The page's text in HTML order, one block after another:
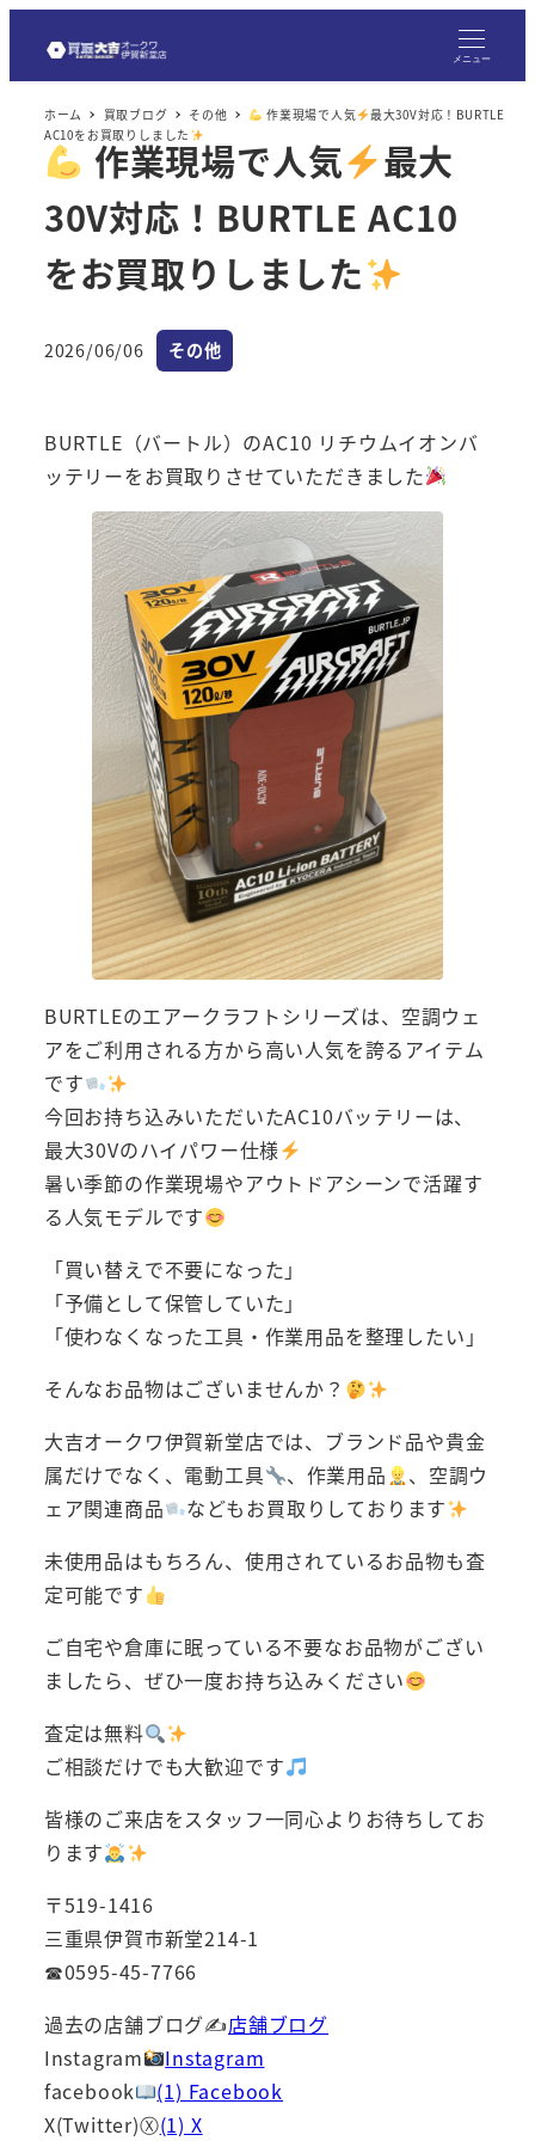
メニュー
ホーム 買取ブログ その他 作業現場で人気
最大30V対応！BURTLE
AC10をお買取りしました
作業現場で人気
最大
30V対応！BURTLE AC10
をお買取りしました
投稿日
2026/06/06 カテゴリー
その他
BURTLE（バートル）のAC10 リチウムイオンバ
ッテリーをお買取りさせていただきました
BURTLEのエアークラフトシリーズは、空調ウェ
アをご利用される方から高い人気を誇るアイテム
です
今回お持ち込みいただいたAC10バッテリーは、
最大30Vのハイパワー仕様
暑い季節の作業現場やアウトドアシーンで活躍す
る人気モデルです
「買い替えで不要になった」
「予備として保管していた」
「使わなくなった工具・作業用品を整理したい」
そんなお品物はございませんか？
大吉オークワ伊賀新堂店では、ブランド品や貴金
属だけでなく、電動工具
、作業用品
、空調ウ
ェア関連商品
などもお買取りしております
未使用品はもちろん、使用されているお品物も査
定可能です
ご自宅や倉庫に眠っている不要なお品物がござい
ましたら、ぜひ一度お持ち込みください
査定は無料
ご相談だけでも大歓迎です
皆様のご来店をスタッフ一同心よりお待ちしてお
ります
〒519-1416
三重県伊賀市新堂214-1
☎0595-45-7766
過去の店舗ブログ✍店舗ブログ
Instagram
Instagram
facebook
(1) Facebook
X(Twitter)Ⓧ(1) X